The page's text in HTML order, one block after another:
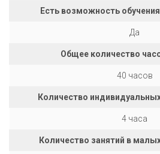
Есть возможность
Да
Общее количество
40 часов
Количество
4 часа
Количество занятий в